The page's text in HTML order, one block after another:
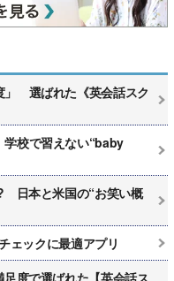
」 選ばれた《英会話スク
校で習えない“baby
日本と米国の“お笑い概
ェックに最適アプリ
度で選ばれた【英会話ス